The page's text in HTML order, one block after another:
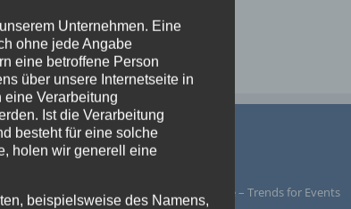
Agentur Rindle – Trends for Events
Unternehmen. Eine
ohne jede Angabe
eine betroffene Person
über unsere Internetseite in
eine Verarbeitung
Ist die Verarbeitung
besteht für eine solche
holen wir generell eine
beispielsweise des Namens,